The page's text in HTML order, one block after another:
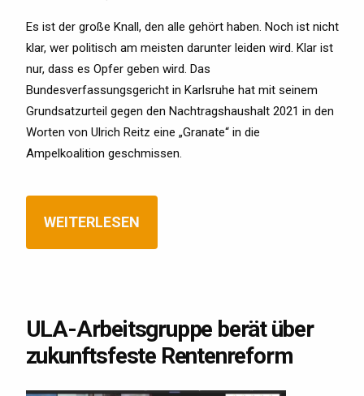
Es ist der große Knall, den alle gehört haben. Noch ist nicht
klar, wer politisch am meisten darunter leiden wird. Klar ist
nur, dass es Opfer geben wird. Das
Bundesverfassungsgericht in Karlsruhe hat mit seinem
Grundsatzurteil gegen den Nachtragshaushalt 2021 in den
Worten von Ulrich Reitz eine „Granate“ in die
Ampelkoalition geschmissen.
WEITERLESEN
ULA-Arbeitsgruppe berät über
zukunftsfeste Rentenreform